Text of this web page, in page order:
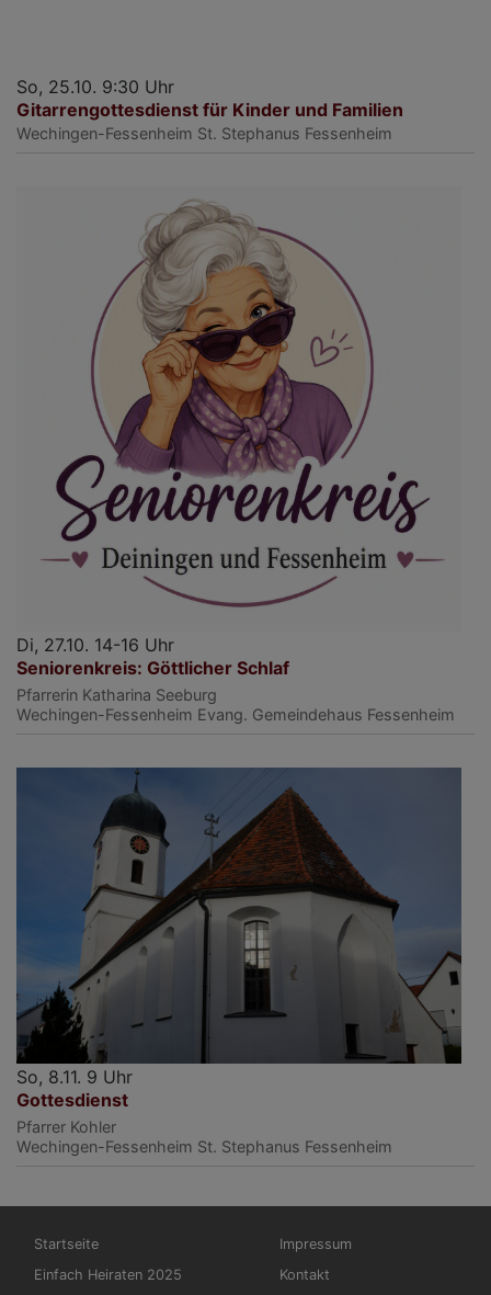
So, 25.10. 9:30 Uhr
Gitarrengottesdienst für Kinder und Familien
Wechingen-Fessenheim St. Stephanus Fessenheim
Di, 27.10. 14-16 Uhr
Seniorenkreis: Göttlicher Schlaf
Pfarrerin Katharina Seeburg
Wechingen-Fessenheim Evang. Gemeindehaus Fessenheim
So, 8.11. 9 Uhr
Gottesdienst
Pfarrer Kohler
Wechingen-Fessenheim St. Stephanus Fessenheim
Hauptnavigation
Startseite
Einfach Heiraten 2025
Fußbereichsmenü
Impressum
Kontakt